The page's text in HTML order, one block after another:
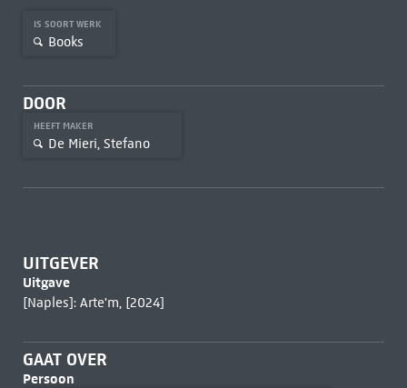
IS SOORT WERK
Books
DOOR
HEEFT MAKER
De Mieri, Stefano
UITGEVER
Uitgave
[Naples]: Arte'm, [2024]
GAAT OVER
Persoon